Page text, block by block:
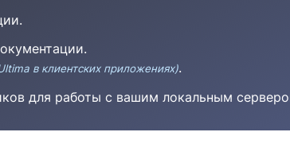
в клиентских приложениях).
для работы с вашим локальным